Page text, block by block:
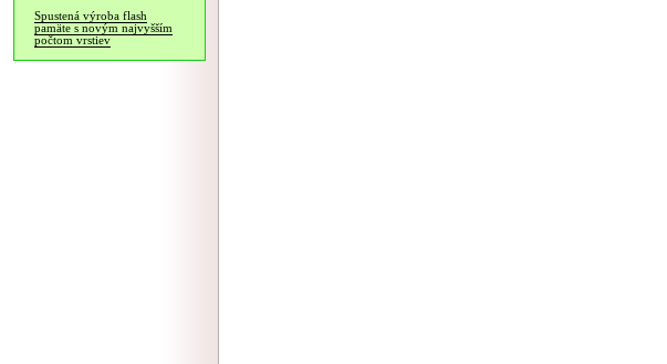
Spustená výroba flash
pamäte s novým najvyšším
počtom vrstiev